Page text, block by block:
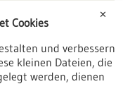
✕
Cookies
und verbessern
kleinen Dateien, die
werden, dienen